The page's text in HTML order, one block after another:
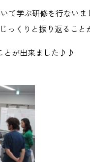
て学ぶ研修を行ない
っくりと振り返ること
とが出来ました♪♪